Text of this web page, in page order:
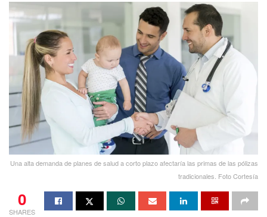
Una alta demanda de planes de salud a corto plazo afectaría las primas de las pólizas
tradicionales. Foto Cortesía
0
SHARES